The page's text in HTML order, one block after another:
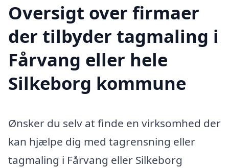
Oversigt over firmaer
der tilbyder tagmaling i
Fårvang eller hele
Silkeborg kommune
Ønsker du selv at finde en virksomhed der
kan hjælpe dig med tagrensning eller
tagmaling i Fårvang eller Silkeborg